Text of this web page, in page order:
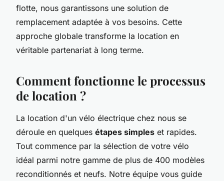
flotte, nous garantissons une solution de
remplacement adaptée à vos besoins. Cette
approche globale transforme la location en
véritable partenariat à long terme.
Comment fonctionne le processus
de location ?
La location d'un vélo électrique chez nous se
déroule en quelques étapes simples et rapides.
Tout commence par la sélection de votre vélo
idéal parmi notre gamme de plus de 400 modèles
reconditionnés et neufs. Notre équipe vous guide